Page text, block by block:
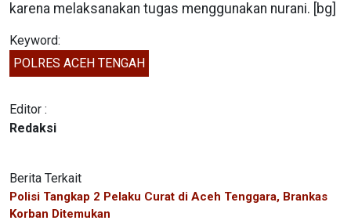
karena melaksanakan tugas menggunakan nurani. [bg]
Keyword:
POLRES ACEH TENGAH
Editor :
Redaksi
Berita Terkait
Polisi Tangkap 2 Pelaku Curat di Aceh Tenggara, Brankas
Korban Ditemukan